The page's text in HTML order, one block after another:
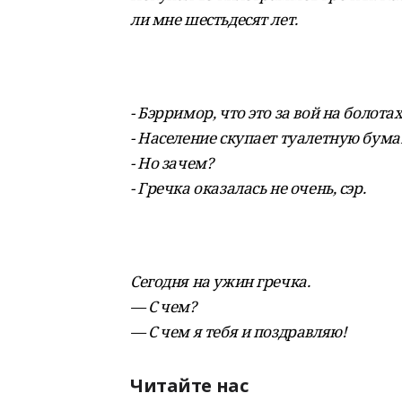
ли мне шестьдесят лет.
- Бэрримор, что это за вой на
- Население скупает туалетную
- Но зачем?
- Гречка оказалась не очень, сэр.
Сегодня на ужин гречка.
— С чем?
— С чем я тебя и поздравляю!
Читайте нас